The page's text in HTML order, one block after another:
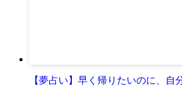
【夢占い】早く帰りたいのに、自